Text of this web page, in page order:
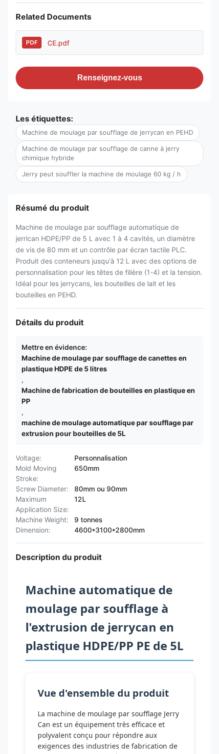
Related Documents
PDF CE.pdf
Renseignez-vous
Les étiquettes:
Machine de moulage par soufflage de jerrycan en PEHD
Machine de moulage par soufflage de canne à jerry
chimique hybride
Jerry peut souffler la machine de moulage 60 kg / h
Résumé du produit
Machine de moulage par soufflage automatique de
jerrican HDPE/PP de 5 L avec 1 à 4 cavités, un diamètre
de vis de 80 mm et un contrôle par écran tactile PLC.
Produit des conteneurs jusqu'à 12 L avec des options de
personnalisation pour les têtes de filière (1-4) et la tension.
Idéal pour les jerrycans, les bouteilles de lait et les
bouteilles en PEHD.
Détails du produit
Mettre en évidence:
Machine de moulage par soufflage de canettes en
plastique HDPE de 5 litres
,
Machine de fabrication de bouteilles en plastique en
PP
,
machine de moulage automatique par soufflage par
extrusion pour bouteilles de 5L
Voltage:
Personnalisation
Mold Moving
Stroke:
650mm
Screw Diameter:
80mm ou 90mm
Maximum
Application Size:
12L
Machine Weight:
9 tonnes
Dimension:
4600*3100*2800mm
Description du produit
Machine automatique de
moulage par soufflage à
l'extrusion de jerrycan en
plastique HDPE/PP PE de 5L
Vue d'ensemble du produit
La machine de moulage par soufflage Jerry
Can est un équipement très efficace et
polyvalent conçu pour répondre aux
exigences des industries de fabrication de